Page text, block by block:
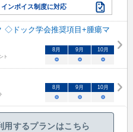
インボイス制度に対応
◇ドック学会推奨項目+腫瘍マ
ト
8月 9月 10月
○ ○ ○
8月 9月 10月
○ ○ ○
用するプランはこちら